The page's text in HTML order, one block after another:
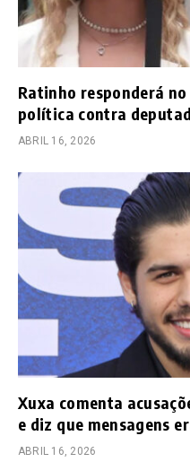
Ratinho responderá
política contra
ABRIL 16, 2026
Xuxa comenta
e diz que mensagens
ABRIL 16, 2026